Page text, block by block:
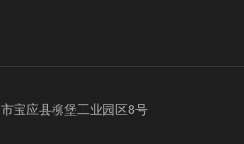
宝应县柳堡工业园区8号